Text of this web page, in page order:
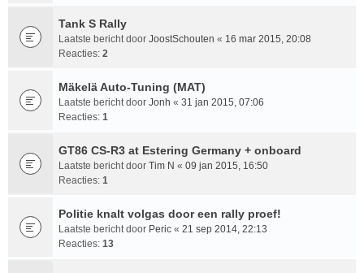
Tank S Rally
Laatste bericht door JoostSchouten « 16 mar 2015, 20:08
Reacties: 2
Mäkelä Auto-Tuning (MAT)
Laatste bericht door Jonh « 31 jan 2015, 07:06
Reacties: 1
GT86 CS-R3 at Estering Germany + onboard
Laatste bericht door Tim N « 09 jan 2015, 16:50
Reacties: 1
Politie knalt volgas door een rally proef!
Laatste bericht door Peric « 21 sep 2014, 22:13
Reacties: 13